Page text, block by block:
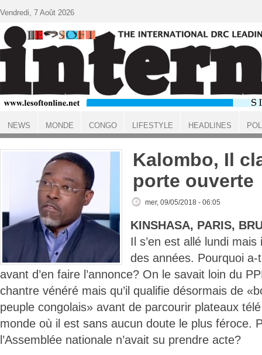
ACCUEIL
Kalombo, Il
porte ouverte
mer, 09/05/2018 - 06:05
KINSHASA, PARIS,
Il s’en est allé lundi mais
des années. Pourquoi
avant d’en faire l’annonce? On le savait loin du
chantre vénéré mais qu’il qualifie désormais de
peuple congolais» avant de parcourir plateaux
monde où il est sans aucun doute le plus féroce.
l’Assemblée nationale n’avait su prendre acte?
Vendredi, 7 Août 2026
NEWS MONDE CONGO LIFESTYLE HEADLINES